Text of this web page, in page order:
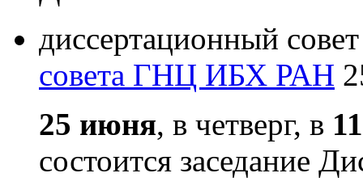
диссертационный совет
совета ГНЦ ИБХ РАН
25 июня, в четверг, в
состоится заседание